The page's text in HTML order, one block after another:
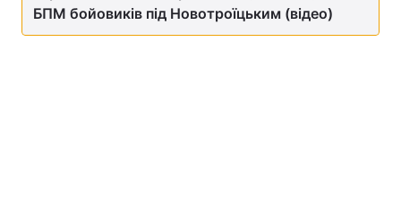
БПМ бойовиків під Новотроїцьким (відео)